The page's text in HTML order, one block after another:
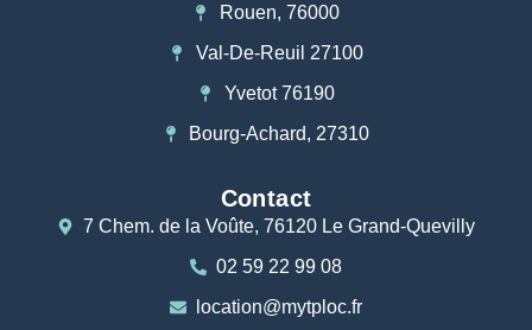
Rouen, 76000
Val-De-Reuil 27100
Yvetot 76190
Bourg-Achard, 27310
Contact
7 Chem. de la Voûte, 76120 Le Grand-Quevilly
02 59 22 99 08
location@mytploc.fr